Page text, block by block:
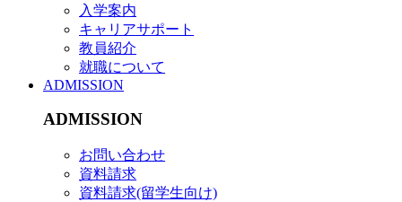
入学案内
キャリアサポート
教員紹介
就職について
ADMISSION
ADMISSION
お問い合わせ
資料請求
資料請求(留学生向け)